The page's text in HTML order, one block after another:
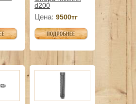
d200
Цена: 9500тг